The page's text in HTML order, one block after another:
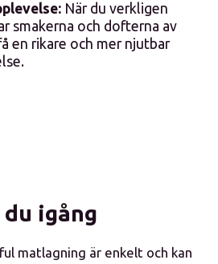
När du verkligen
smakerna och dofterna av
en rikare och mer njutbar
du igång
matlagning är enkelt och kan